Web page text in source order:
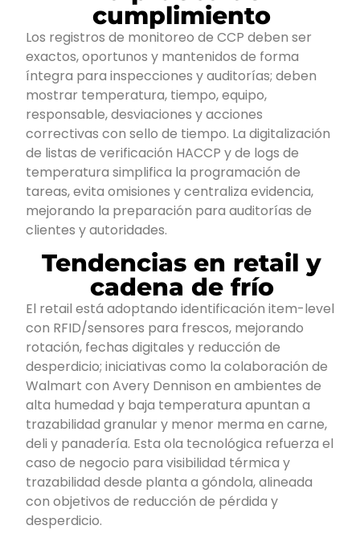
cumplimiento
Los registros de monitoreo de CCP deben ser
exactos, oportunos y mantenidos de forma
íntegra para inspecciones y auditorías; deben
mostrar temperatura, tiempo, equipo,
responsable, desviaciones y acciones
correctivas con sello de tiempo. La digitalización
de listas de verificación HACCP y de logs de
temperatura simplifica la programación de
tareas, evita omisiones y centraliza evidencia,
mejorando la preparación para auditorías de
clientes y autoridades.
Tendencias en retail y
cadena de frío
El retail está adoptando identificación item-level
con RFID/sensores para frescos, mejorando
rotación, fechas digitales y reducción de
desperdicio; iniciativas como la colaboración de
Walmart con Avery Dennison en ambientes de
alta humedad y baja temperatura apuntan a
trazabilidad granular y menor merma en carne,
deli y panadería. Esta ola tecnológica refuerza el
caso de negocio para visibilidad térmica y
trazabilidad desde planta a góndola, alineada
con objetivos de reducción de pérdida y
desperdicio.